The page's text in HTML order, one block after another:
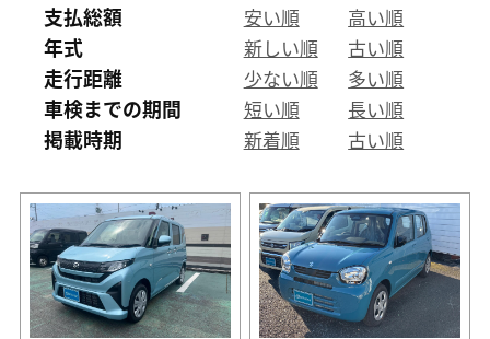
支払総額 安い順 高い順
年式 新しい順 古い順
走行距離 少ない順 多い順
車検までの期間 短い順 長い順
掲載時期 新着順 古い順